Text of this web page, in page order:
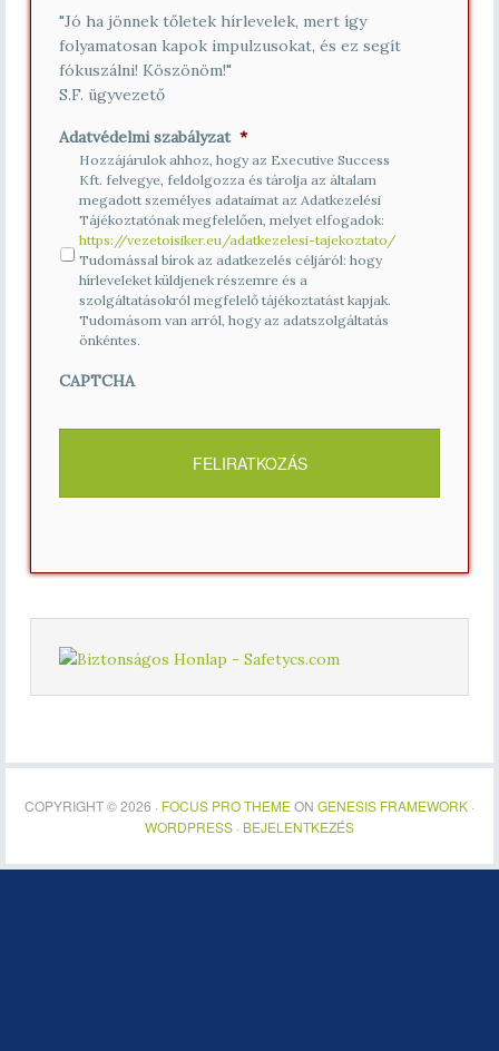
"Jó ha jönnek tőletek hírlevelek, mert így
folyamatosan kapok impulzusokat, és ez segít
fókuszálni! Köszönöm!"
S.F. ügyvezető
Adatvédelmi szabályzat *
Hozzájárulok ahhoz, hogy az Executive Success
Kft. felvegye, feldolgozza és tárolja az általam
megadott személyes adataimat az Adatkezelési
Tájékoztatónak megfelelően, melyet elfogadok:
https://vezetoisiker.eu/adatkezelesi-tajekoztato/
Tudomással bírok az adatkezelés céljáról: hogy
hírleveleket küldjenek részemre és a
szolgáltatásokról megfelelő tájékoztatást kapjak.
Tudomásom van arról, hogy az adatszolgáltatás
önkéntes.
CAPTCHA
COPYRIGHT © 2026 · FOCUS PRO THEMEON GENESIS FRAMEWORK ·
WORDPRESS · BEJELENTKEZÉS